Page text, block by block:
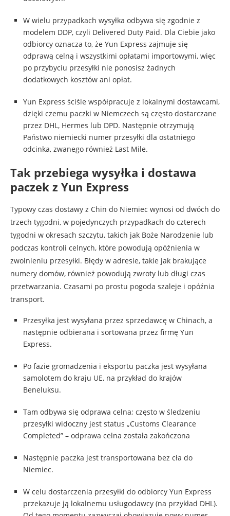
W wielu przypadkach wysyłka odbywa się zgodnie z
modelem DDP, czyli Delivered Duty Paid. Dla Ciebie jako
odbiorcy oznacza to, że Yun Express zajmuje się
odprawą celną i wszystkimi opłatami importowymi, więc
po przybyciu przesyłki nie ponosisz żadnych
dodatkowych kosztów ani opłat.
Yun Express ściśle współpracuje z lokalnymi dostawcami,
dzięki czemu paczki w Niemczech są często dostarczane
przez DHL, Hermes lub DPD. Następnie otrzymują
Państwo niemiecki numer przesyłki dla ostatniego
odcinka, zwanego również Last Mile.
Tak przebiega wysyłka i dostawa
paczek z Yun Express
Typowy czas dostawy z Chin do Niemiec wynosi od dwóch do
trzech tygodni, w pojedynczych przypadkach do czterech
tygodni w okresach szczytu, takich jak Boże Narodzenie lub
podczas kontroli celnych, które powodują opóźnienia w
zwolnieniu przesyłki. Błędy w adresie, takie jak brakujące
numery domów, również powodują zwroty lub długi czas
przetwarzania. Czasami po prostu pogoda szaleje i opóźnia
transport.
Przesyłka jest wysyłana przez sprzedawcę w Chinach, a
następnie odbierana i sortowana przez firmę Yun
Express.
Po fazie gromadzenia i eksportu paczka jest wysyłana
samolotem do kraju UE, na przykład do krajów
Beneluksu.
Tam odbywa się odprawa celna; często w śledzeniu
przesyłki widoczny jest status „Customs Clearance
Completed” – odprawa celna została zakończona
Następnie paczka jest transportowana bez cła do
Niemiec.
W celu dostarczenia przesyłki do odbiorcy Yun Express
przekazuje ją lokalnemu usługodawcy (na przykład DHL).